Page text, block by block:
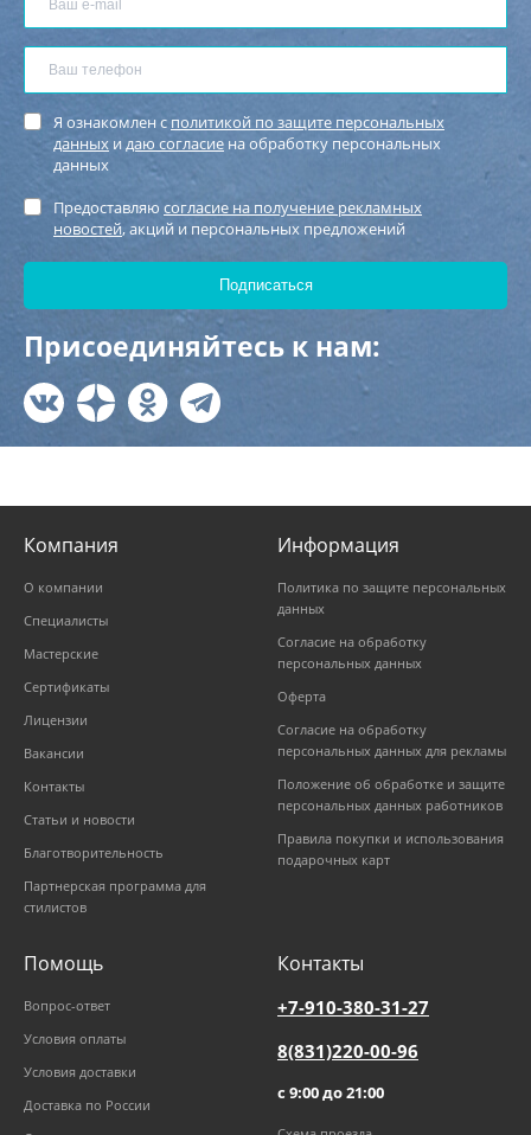
Я ознакомлен с политикой по защите персональных
данных идаю согласие на обработку персональных
данных
Предоставляю согласие на получение рекламных
новостей, акций и персональных предложений
Присоединяйтесь к нам:
Компания
О компании
Специалисты
Мастерские
Сертификаты
Лицензии
Вакансии
Контакты
Статьи и новости
Благотворительность
Партнерская программа для
стилистов
Информация
Политика по защите персональных
данных
Согласие на обработку
персональных данных
Оферта
Согласие на обработку
персональных данных для рекламы
Положение об обработке и защите
персональных данных работников
Правила покупки и использования
подарочных карт
Помощь
Вопрос-ответ
Условия оплаты
Условия доставки
Доставка по России
Контакты
+7-910-380-31-27
8(831)220-00-96
с 9:00 до 21:00